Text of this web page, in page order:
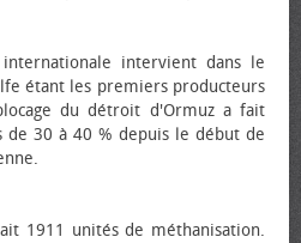
intervient dans le
étant les premiers producteurs
du détroit d'Ormuz a fait
de 30 à 40 % depuis le début de
1911 unités de méthanisation.